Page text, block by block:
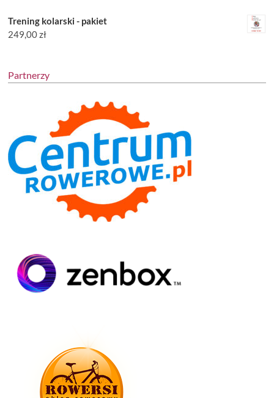
Trening kolarski - pakiet
249,00zł
Partnerzy